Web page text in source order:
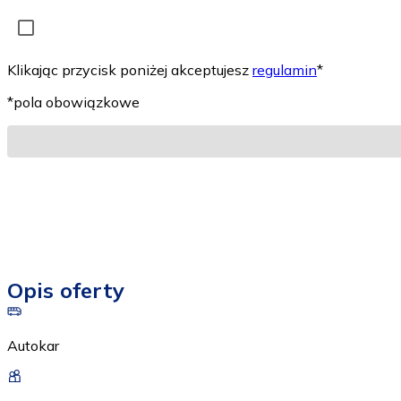
Klikając przycisk poniżej akceptujesz regulamin*
*pola obowiązkowe
Opis oferty
Autokar